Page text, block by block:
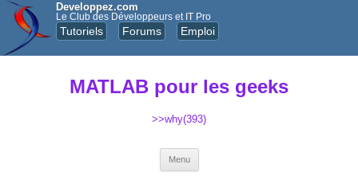
Developpez.com
Le Club des Développeurs et IT Pro
Tutoriels Forums Emploi
MATLAB pour les geeks
>>why(393)
Menu